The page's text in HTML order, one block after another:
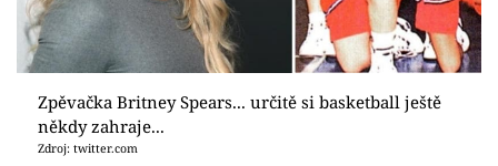
Sledujte prima+
Přihlášení
Zpěvačka Britney Spears... určitě si basketball ještě
někdy zahraje...
Zdroj: twitter.com